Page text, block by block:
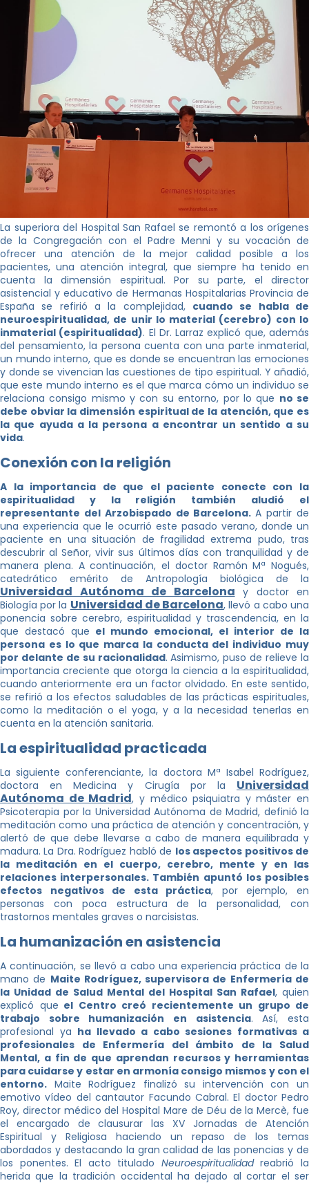
La superiora del Hospital San Rafael se remontó a los orígenes
de la Congregación con el Padre Menni y su vocación de
ofrecer una atención de la mejor calidad posible a los
pacientes, una atención integral, que siempre ha tenido en
cuenta la dimensión espiritual. Por su parte, el director
asistencial y educativo de Hermanas Hospitalarias Provincia de
España se refirió a la complejidad, cuando se habla de
neuroespiritualidad, de unir lo material (cerebro) con lo
inmaterial (espiritualidad). El Dr. Larraz explicó que, además
del pensamiento, la persona cuenta con una parte inmaterial,
un mundo interno, que es donde se encuentran las emociones
y donde se vivencian las cuestiones de tipo espiritual. Y añadió,
que este mundo interno es el que marca cómo un individuo se
relaciona consigo mismo y con su entorno, por lo que no se
debe obviar la dimensión espiritual de la atención, que es
la que ayuda a la persona a encontrar un sentido a su
vida.
Conexión con la religión
A la importancia de que el paciente conecte con la
espiritualidad y la religión también aludió el
representante del Arzobispado de Barcelona.A partir de
una experiencia que le ocurrió este pasado verano, donde un
paciente en una situación de fragilidad extrema pudo, tras
descubrir al Señor, vivir sus últimos días con tranquilidad y de
manera plena. A continuación, el doctor Ramón Mª Nogués,
catedrático emérito de Antropología biológica de la
Universidad Autónoma de Barcelona y doctor en
Biología por la Universidad de Barcelona, llevó a cabo una
ponencia sobre cerebro, espiritualidad y trascendencia, en la
que destacó que el mundo emocional, el interior de la
persona es lo que marca la conducta del individuo muy
por delante de su racionalidad. Asimismo, puso de relieve la
importancia creciente que otorga la ciencia a la espiritualidad,
cuando anteriormente era un factor olvidado. En este sentido,
se refirió a los efectos saludables de las prácticas espirituales,
como la meditación o el yoga, y a la necesidad tenerlas en
cuenta en la atención sanitaria.
La espiritualidad practicada
La siguiente conferenciante, la doctora Mª Isabel Rodríguez,
doctora en Medicina y Cirugía por la Universidad
Autónoma de Madrid, y médico psiquiatra y máster en
Psicoterapia por la Universidad Autónoma de Madrid, definió la
meditación como una práctica de atención y concentración, y
alertó de que debe llevarse a cabo de manera equilibrada y
madura. La Dra. Rodríguez habló de los aspectos positivos de
la meditación en el cuerpo, cerebro, mente y en las
relaciones interpersonales. También apuntó los posibles
efectos negativos de esta práctica, por ejemplo, en
personas con poca estructura de la personalidad, con
trastornos mentales graves o narcisistas.
La humanización en asistencia
A continuación, se llevó a cabo una experiencia práctica de la
mano de Maite Rodríguez, supervisora de Enfermería de
la Unidad de Salud Mental del Hospital San Rafael, quien
explicó que el Centro creó recientemente un grupo de
trabajo sobre humanización en asistencia. Así, esta
profesional ya ha llevado a cabo sesiones formativas a
profesionales de Enfermería del ámbito de la Salud
Mental, a fin de que aprendan recursos y herramientas
para cuidarse y estar en armonía consigo mismos y con el
entorno. Maite Rodríguez finalizó su intervención con un
emotivo vídeo del cantautor Facundo Cabral. El doctor Pedro
Roy, director médico del Hospital Mare de Déu de la Mercè, fue
el encargado de clausurar las XV Jornadas de Atención
Espiritual y Religiosa haciendo un repaso de los temas
abordados y destacando la gran calidad de las ponencias y de
los ponentes. El acto titulado Neuroespiritualidadreabrió la
herida que la tradición occidental ha dejado al cortar el ser